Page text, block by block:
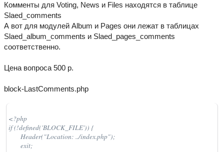
Комменты для Voting, News и Files находятся в таблице
Slaed_comments
А вот для модулей Album и Pages они лежат в таблицах
Slaed_album_comments и Slaed_pages_comments
соответственно.
Цена вопроса 500 р.
block-LastComments.php
<?php
if (!defined('BLOCK_FILE')) {